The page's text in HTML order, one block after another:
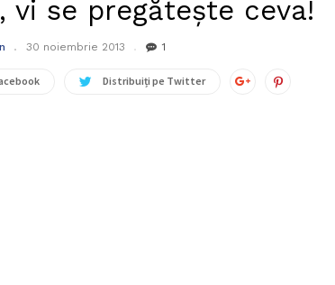
vi se pregătește ceva!
30 noiembrie 2013 1
Distribuiți pe Twitter